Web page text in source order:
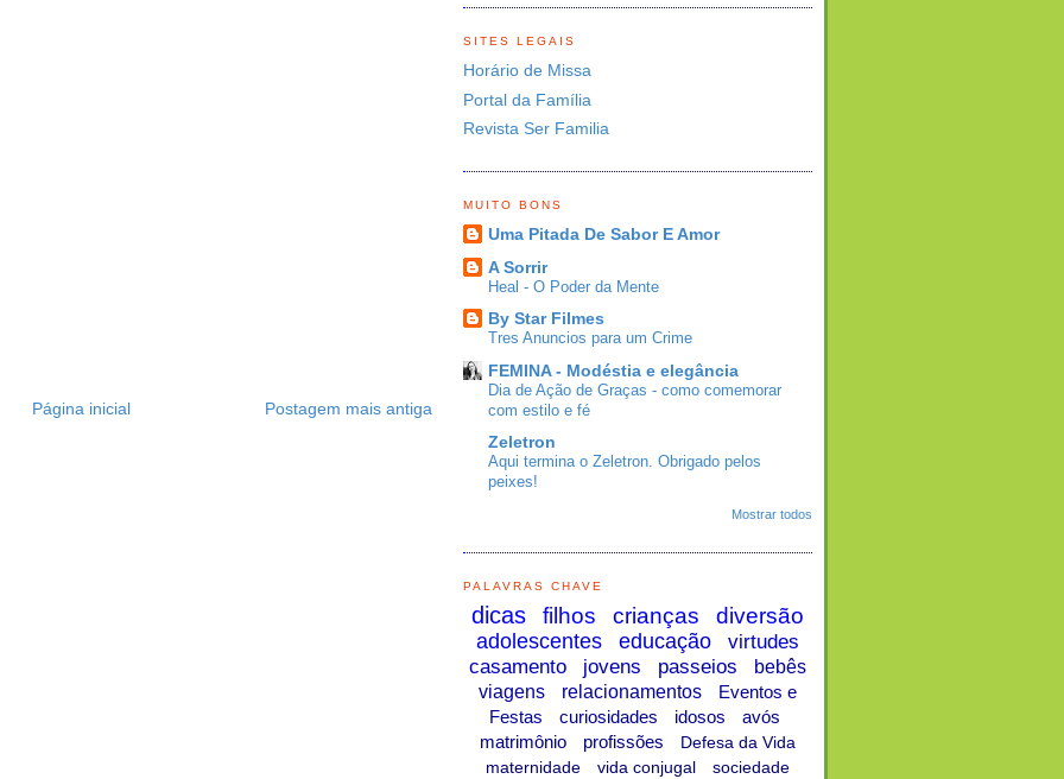
Postagem mais antiga
Página inicial
SITES LEGAIS
Horário de Missa
Portal da Família
Revista Ser Familia
MUITO BONS
Uma Pitada De Sabor E Amor
A Sorrir
Heal - O Poder da Mente
By Star Filmes
Tres Anuncios para um Crime
FEMINA - Modéstia e elegância
Dia de Ação de Graças - como comemorar
com estilo e fé
Zeletron
Aqui termina o Zeletron. Obrigado pelos
peixes!
Mostrar todos
PALAVRAS CHAVE
dicas filhos crianças diversão
adolescentes educação
virtudes
casamento
jovens passeios
bebês
viagens
relacionamentos
Eventos e
Festas
curiosidades idosos
avós
matrimônio
profissões
Defesa da Vida
maternidade
vida conjugal sociedade